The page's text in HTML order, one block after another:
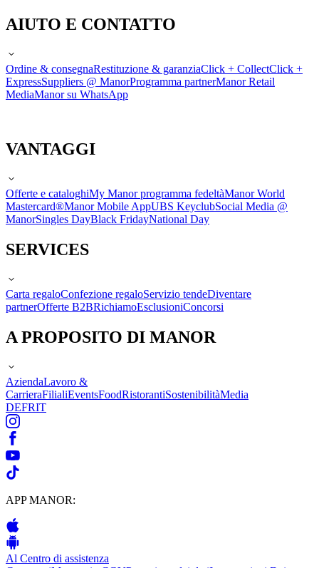
AIUTO E CONTATTO
Ordine & consegnaRestituzione & garanziaClick + CollectClick +
ExpressSuppliers @ ManorProgramma partnerManor Retail
MediaManor su WhatsApp
VANTAGGI
Offerte e cataloghiMy Manor programma fedeltàManor World
Mastercard®Manor Mobile AppUBS KeyclubSocial Media @
ManorSingles DayBlack FridayNational Day
SERVICES
Carta regaloConfezione regaloServizio tendeDiventare
partnerOfferte B2BRichiamoEsclusioniConcorsi
A PROPOSITO DI MANOR
AziendaLavoro &
CarrieraFilialiEventsFoodRistorantiSostenibilitàMedia
DEFRIT
APP MANOR:
Al Centro di assistenza